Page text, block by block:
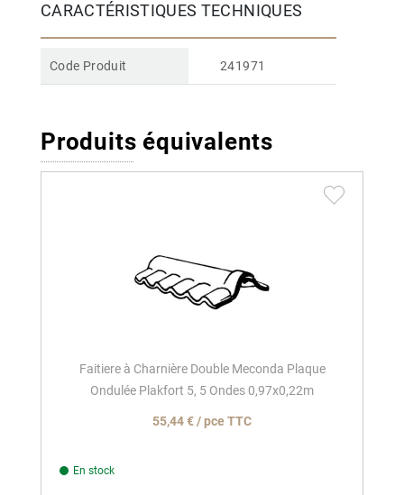
CARACTÉRISTIQUES TECHNIQUES
Code Produit 241971
Produits équivalents
Faitiere à Charnière Double Meconda Plaque
Ondulée Plakfort 5, 5 Ondes 0,97x0,22m
55,44 € / pce TTC
En stock